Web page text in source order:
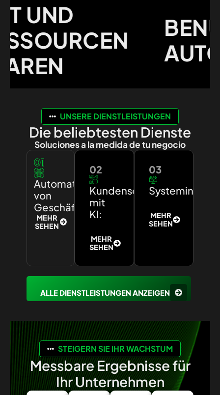
UNSERE DIENSTLEISTUNGEN
Die beliebtesten Dienste
Soluciones a la medida de tu negocio
01
Automatisierung
von
Geschäftsprozessen:
MEHR
SEHEN
02
Kundenservice
mit
KI:
MEHR
SEHEN
03
MEHR
SEHEN
ALLE DIENSTLEISTUNGEN ANZEIGEN
STEIGERN SIE IHR WACHSTUM
Messbare Ergebnisse für
Ihr Unternehmen